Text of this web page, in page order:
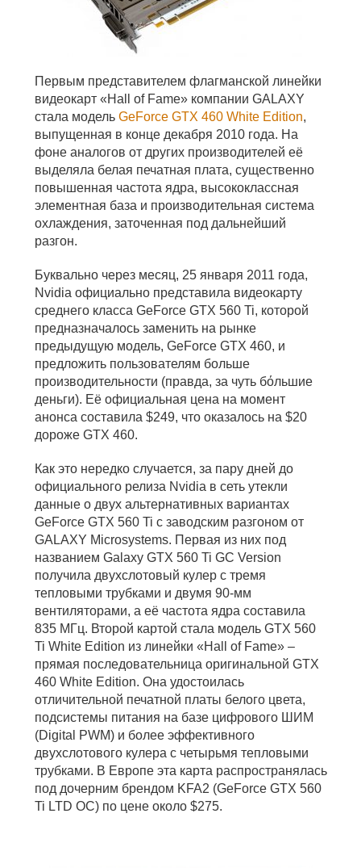
Первым представителем флагманской линейки
видеокарт «Hall of Fame» компании GALAXY
стала модельGeForce GTX 460 White Edition,
выпущенная в конце декабря 2010 года. На
фоне аналогов от других производителей её
выделяла белая печатная плата, существенно
повышенная частота ядра, высококлассная
элементная база и производительная система
охлаждения, заточенная под дальнейший
разгон.
Буквально через месяц, 25 января 2011 года,
Nvidia официально представила видеокарту
среднего класса GeForce GTX 560 Ti, которой
предназначалось заменить на рынке
предыдущую модель, GeForce GTX 460, и
предложить пользователям больше
производительности (правда, за чуть бόльшие
деньги). Её официальная цена на момент
анонса составила $249, что оказалось на $20
дороже GTX 460.
Как это нередко случается, за пару дней до
официального релиза Nvidia в сеть утекли
данные о двух альтернативных вариантах
GeForce GTX 560 Ti с заводским разгоном от
GALAXY Microsystems. Первая из них под
названием Galaxy GTX 560 Ti GC Version
получила двухслотовый кулер с тремя
тепловыми трубками и двумя 90-мм
вентиляторами, а её частота ядра составила
835 МГц. Второй картой стала модель GTX 560
Ti White Edition из линейки «Hall of Fame» –
прямая последовательница оригинальной GTX
460 White Edition. Она удостоилась
отличительной печатной платы белого цвета,
подсистемы питания на базе цифрового ШИМ
(Digital PWM) и более эффективного
двухслотового кулера с четырьмя тепловыми
трубками. В Европе эта карта распространялась
под дочерним брендом KFA2 (GeForce GTX 560
Ti LTD OC) по цене около $275.